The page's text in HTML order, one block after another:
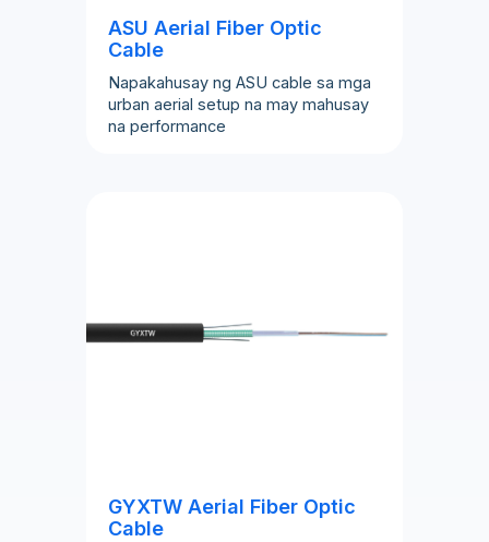
ASU Aerial Fiber Optic
Cable
Napakahusay ng ASU cable sa mga
urban aerial setup na may mahusay
na performance
GYXTW Aerial Fiber Optic
Cable